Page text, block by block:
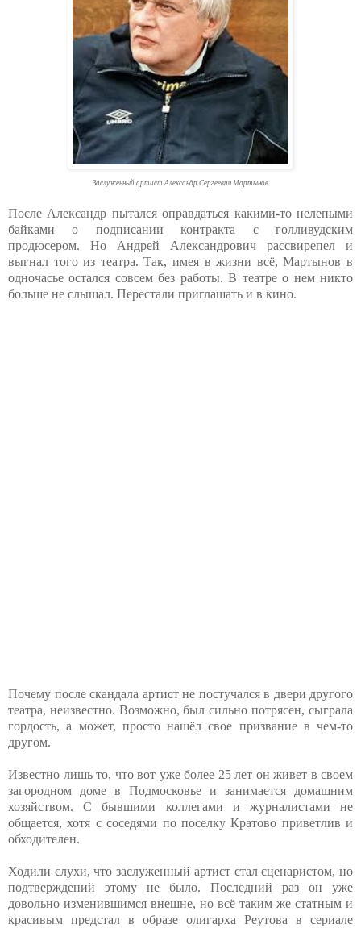
Заслуженный артист Александр Сергеевич Мартынов
После Александр пытался оправдаться какими-то нелепыми
байками о подписании контракта с голливудским
продюсером. Но Андрей Александрович рассвирепел и
выгнал того из театра. Так, имея в жизни всё, Мартынов в
одночасье остался совсем без работы. В театре о нем никто
больше не слышал. Перестали приглашать и в кино.
Почему после скандала артист не постучался в двери другого
театра, неизвестно. Возможно, был сильно потрясен, сыграла
гордость, а может, просто нашёл свое призвание в чем-то
другом.
Известно лишь то, что вот уже более 25 лет он живет в своем
загородном доме в Подмосковье и занимается домашним
хозяйством. С бывшими коллегами и журналистами не
общается, хотя с соседями по поселку Кратово приветлив и
обходителен.
Ходили слухи, что заслуженный артист стал сценаристом, но
подтверждений этому не было. Последний раз он уже
довольно изменившимся внешне, но всё таким же статным и
красивым предстал в образе олигарха Реутова в сериале